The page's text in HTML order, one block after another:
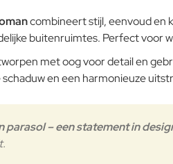
combineert stijl, eenvoud en
buitenruimtes. Perfect voor
met oog voor detail en
en een harmonieuze
parasol – een statement in